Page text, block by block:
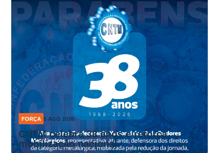
FORÇA 5 AGO 2026
CNTM celebra 38 anos e reforça
mobilização nacional